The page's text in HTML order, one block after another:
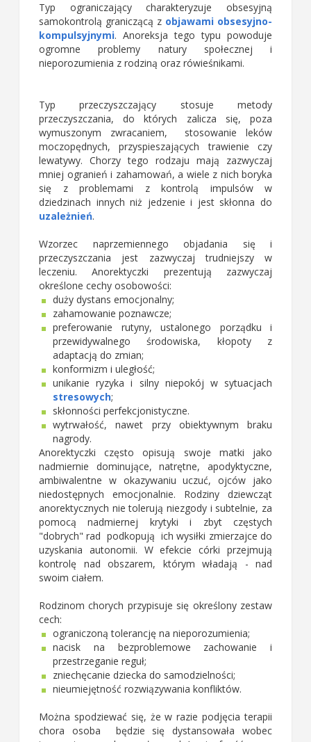
Typ ograniczający charakteryzuje obsesyjną
samokontrolą graniczącą z objawami obsesyjno-
kompulsyjnymi. Anoreksja tego typu powoduje
ogromne problemy natury społecznej i
nieporozumienia z rodziną oraz rówieśnikami.
Typ przeczyszczający stosuje metody
przeczyszczania, do których zalicza się, poza
wymuszonym zwracaniem, stosowanie leków
moczopędnych, przyspieszających trawienie czy
lewatywy. Chorzy tego rodzaju mają zazwyczaj
mniej ogranień i zahamowań, a wiele z nich boryka
się z problemami z kontrolą impulsów w
dziedzinach innych niż jedzenie i jest skłonna do
uzależnień.
Wzorzec naprzemiennego objadania się i
przeczyszczania jest zazwyczaj trudniejszy w
leczeniu. Anorektyczki prezentują zazwyczaj
określone cechy osobowości:
duży dystans emocjonalny;
zahamowanie poznawcze;
preferowanie rutyny, ustalonego porządku i
przewidywalnego środowiska, kłopoty z
adaptacją do zmian;
konformizm i uległość;
unikanie ryzyka i silny niepokój w sytuacjach
stresowych;
skłonności perfekcjonistyczne.
wytrwałość, nawet przy obiektywnym braku
nagrody.
Anorektyczki często opisują swoje matki jako
nadmiernie dominujące, natrętne, apodyktyczne,
ambiwalentne w okazywaniu uczuć, ojców jako
niedostępnych emocjonalnie. Rodziny dziewcząt
anorektycznych nie tolerują niezgody i subtelnie, za
pomocą nadmiernej krytyki i zbyt częstych
"dobrych" rad podkopują ich wysiłki zmierzajce do
uzyskania autonomii. W efekcie córki przejmują
kontrolę nad obszarem, którym władają - nad
swoim ciałem.
Rodzinom chorych przypisuje się określony zestaw
cech:
ograniczoną tolerancję na nieporozumienia;
nacisk na bezproblemowe zachowanie i
przestrzeganie reguł;
zniechęcanie dziecka do samodzielności;
nieumiejętność rozwiązywania konfliktów.
Można spodziewać się, że w razie podjęcia terapii
chora osoba będzie się dystansowała wobec